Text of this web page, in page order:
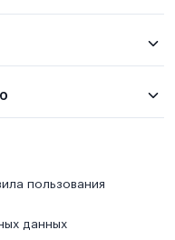
пользования
данных